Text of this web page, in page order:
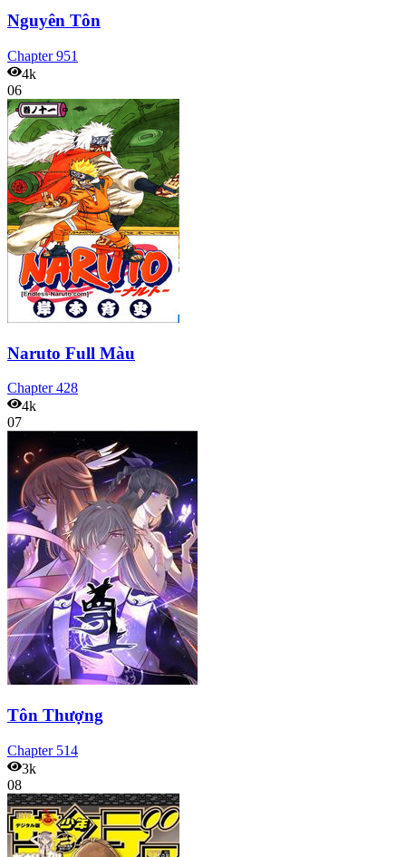
Nguyên Tôn
Chapter951
4k
06
Naruto Full Màu
Chapter428
4k
07
Tôn Thượng
Chapter 514
3k
08